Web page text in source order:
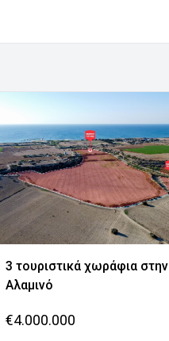
3 τουριστικά χωράφια στην
Αλαμινό
€4.000.000